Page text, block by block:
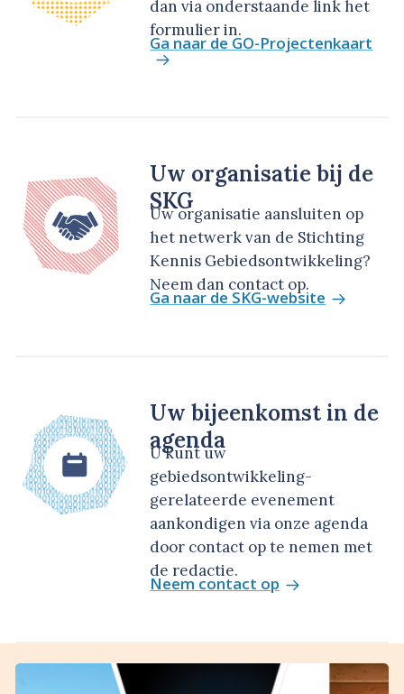
dan via onderstaande link het
formulier in.
Ga naar de GO-Projectenkaart
Uw organisatie bij de
SKG
Uw organisatie aansluiten op
het netwerk van de Stichting
Kennis Gebiedsontwikkeling?
Neem dan contact op.
Ga naar de SKG-website
Uw bijeenkomst in de
agenda
U kunt uw
gebiedsontwikkeling-
gerelateerde evenement
aankondigen via onze agenda
door contact op te nemen met
de redactie.
Neem contact op